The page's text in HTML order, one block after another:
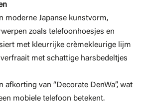
moderne Japanse kunstvorm,
zoals telefoonhoesjes en
met kleurrijke crèmekleurige lijm
met schattige harsbedeltjes
afkorting van “Decorate DenWa”, wat
mobiele telefoon betekent.